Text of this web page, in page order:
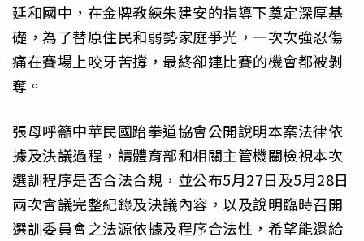
延和國中，在金牌教練朱建安的指導下奠定深厚基
礎，為了替原住民和弱勢家庭爭光，一次次強忍傷
痛在賽場上咬牙苦撐，最終卻連比賽的機會都被剝
奪。
張母呼籲中華民國跆拳道協會公開說明本案法律依
據及決議過程，請體育部和相關主管機關檢視本次
選訓程序是否合法合規，並公布5月27日及5月28日
兩次會議完整紀錄及決議內容，以及說明臨時召開
選訓委員會之法源依據及程序合法性，希望能還給